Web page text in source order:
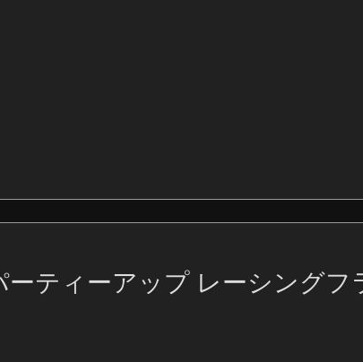
ーティーアップ レーシングフ